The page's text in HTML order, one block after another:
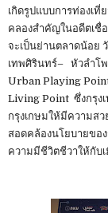
เกิดรูปแบบการท่องเที่
คลองสำคัญในอดีตเชื่
จะเป็นย่านตลาดน้อย
เทพศิรินทร์– หัวลำโ
Urban Playing
Living Point ซึ่งกรุง
กรุงเกษมให้มีความส
สอดคล้องนโยบายของ
ความมีชีวิตชีวาให้กับเ